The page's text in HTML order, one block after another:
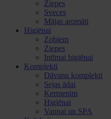
Ziepes
Sveces
Mājas aromāti
Higiēnai
Zobiem
Ziepes
Intīmai higiēnai
Komplekti
Dāvanu komplekti
Sejas ādai
Ķermenim
Higiēnai
Vannai un SPA